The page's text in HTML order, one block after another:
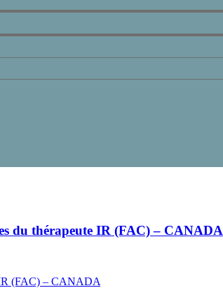
du thérapeute IR (FAC) – CANADA
IR (FAC) – CANADA